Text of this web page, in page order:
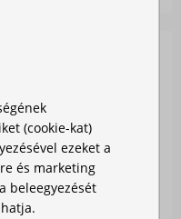
(cookie-kat)
ezeket a
és marketing
beleegyezését